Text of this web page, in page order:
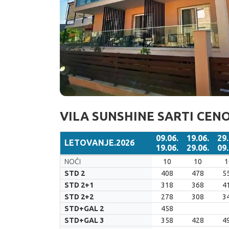
VILA SUNSHINE SARTI
LETOVANJE.2026
09.06.
19.06.
19.06.
29.06.
LETOVANJE.2026
09.06.
19.06.
19.06.
29.06.
NOĆI 10 10
STD 2
408 478
STD 2+1
318 368
STD 2+2
278 308
STD+GAL 2
458
STD+GAL 3
358 428